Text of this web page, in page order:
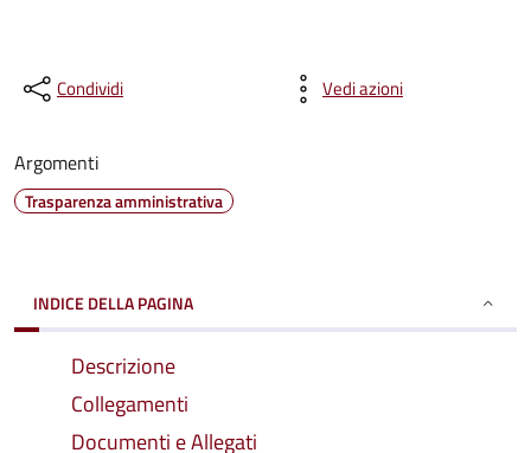
Condividi Vedi azioni
Argomenti
Trasparenza amministrativa
INDICE DELLA PAGINA
Descrizione
Collegamenti
Documenti e Allegati